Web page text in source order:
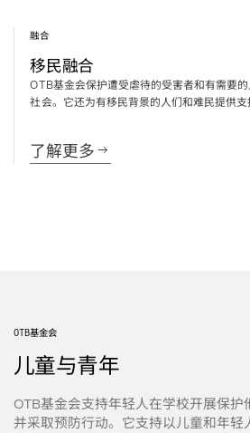
融合
移民融合
OTB基金会保护遭受虐待的受害者和有需要
社会。它还为有移民背景的人们和难民提供
了解更多
OTB基金会
儿童与青年
OTB基金会支持年轻人在学校开展保护
并采取预防行动。它支持以儿童和年轻